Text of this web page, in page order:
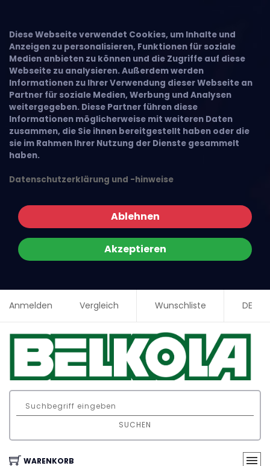
Diese Webseite verwendet Cookies, um Inhalte und
Anzeigen zu personalisieren, Funktionen für soziale
Medien anbieten zu können und die Zugriffe auf diese
Webseite zu analysieren. Außerdem werden
Informationen zu Ihrer Verwendung dieser Webseite an
Partner für soziale Medien, Werbung und Analysen
weitergegeben. Diese Partner führen diese
Informationen möglicherweise mit weiteren Daten
zusammen, die Sie ihnen bereitgestellt haben oder die
sie im Rahmen Ihrer Nutzung der Dienste gesammelt
haben.
Datenschutzerklärung und -hinweise
Ablehnen
Akzeptieren
Anmelden Vergleich Wunschliste DE
SUCHEN
WARENKORB